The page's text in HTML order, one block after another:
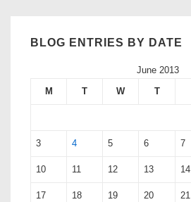
BLOG ENTRIES BY DATE
June 2013
M
T W T
3 4 5 6 7
10 11 12 13 14
17 18 19 20 21